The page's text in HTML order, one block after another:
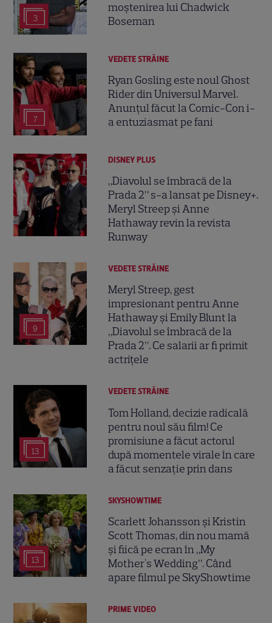
3
moștenirea lui Chadwick
Boseman
7
VEDETE STRĂINE
Ryan Gosling este noul Ghost
Rider din Universul Marvel.
Anunțul făcut la Comic-Con i-
a entuziasmat pe fani
DISNEY PLUS
„Diavolul se îmbracă de la
Prada 2” s-a lansat pe Disney+.
Meryl Streep și Anne
Hathaway revin la revista
Runway
9
VEDETE STRĂINE
Meryl Streep, gest
impresionant pentru Anne
Hathaway și Emily Blunt la
„Diavolul se îmbracă de la
Prada 2”. Ce salarii ar fi primit
actrițele
13
VEDETE STRĂINE
Tom Holland, decizie radicală
pentru noul său film! Ce
promisiune a făcut actorul
după momentele virale în care
a făcut senzație prin dans
13
SKYSHOWTIME
Scarlett Johansson și Kristin
Scott Thomas, din nou mamă
și fiică pe ecran în „My
Mother's Wedding”. Când
apare filmul pe SkyShowtime
PRIME VIDEO